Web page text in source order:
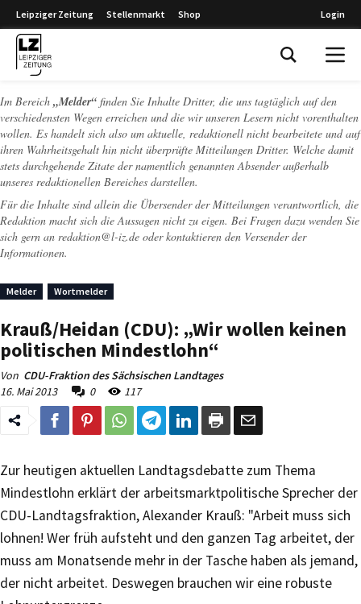
Leipziger Zeitung Stellenmarkt Shop Login
Im Bereich „Melder“ finden Sie Inhalte Dritter, die uns tagtäglich auf den
verschiedensten Wegen erreichen und die wir unseren Lesern nicht vorenthalten
wollen. Es handelt sich also um aktuelle, redaktionell nicht bearbeitete und auf
ihren Wahrheitsgehalt hin nicht überprüfte Mitteilungen Dritter. Welche damit
stets durchgehende Zitate der namentlich genannten Absender außerhalb
unseres redaktionellen Bereiches darstellen.
Für die Inhalte sind allein die Übersender der Mitteilungen verantwortlich, die
Redaktion macht sich die Aussagen nicht zu eigen. Bei Fragen dazu wenden Sie
sich gern an redaktion@l-iz.de oder kontaktieren den Versender der
Informationen.
Melder Wortmelder
Krauß/Heidan (CDU): „Wir wollen keinen
politischen Mindestlohn“
Von CDU-Fraktion des Sächsischen Landtages
16. Mai 2013
0 117
Zur heutigen aktuellen Landtagsdebatte zum Thema
Mindestlohn erklärt der arbeitsmarktpolitische Sprecher der
CDU-Landtagsfraktion, Alexander Krauß: "Arbeit muss sich
lohnen! Wer früh aufsteht und den ganzen Tag arbeitet, der
muss am Monatsende mehr in der Tasche haben als jemand,
der nicht arbeitet. Deswegen brauchen wir eine robuste